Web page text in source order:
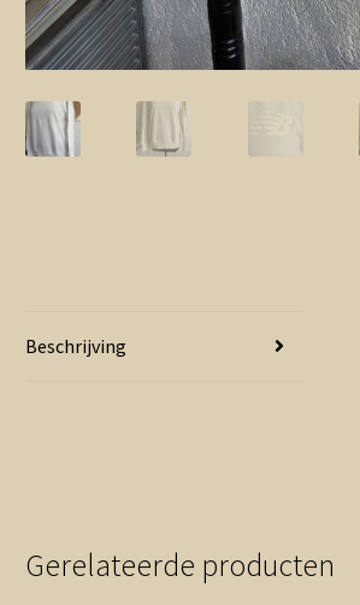
Beschrijving
Gerelateerde producten